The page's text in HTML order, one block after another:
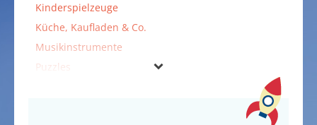
Kinderspielzeuge
Küche, Kaufladen & Co.
Musikinstrumente
Puzzles